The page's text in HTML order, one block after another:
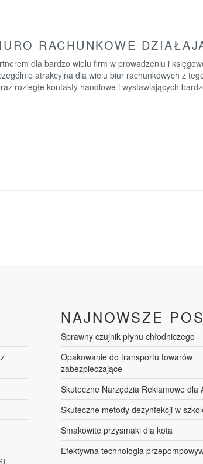
RACHUNKOWE
dla bardzo wielu firm w prowadzeniu i
atrakcyjna dla wielu biur rachunkowych z
rozległe kontakty handlowe i wystawiających
NAJNOWSZE
Sprawny czujnik płynu chłodniczego
Opakowanie do transportu towarów
zabezpieczające
Skuteczne Narzędzia Reklamowe dla
Skuteczne metody dezynfekcji w
Smakowite przysmaki dla kota
Efektywna technologia